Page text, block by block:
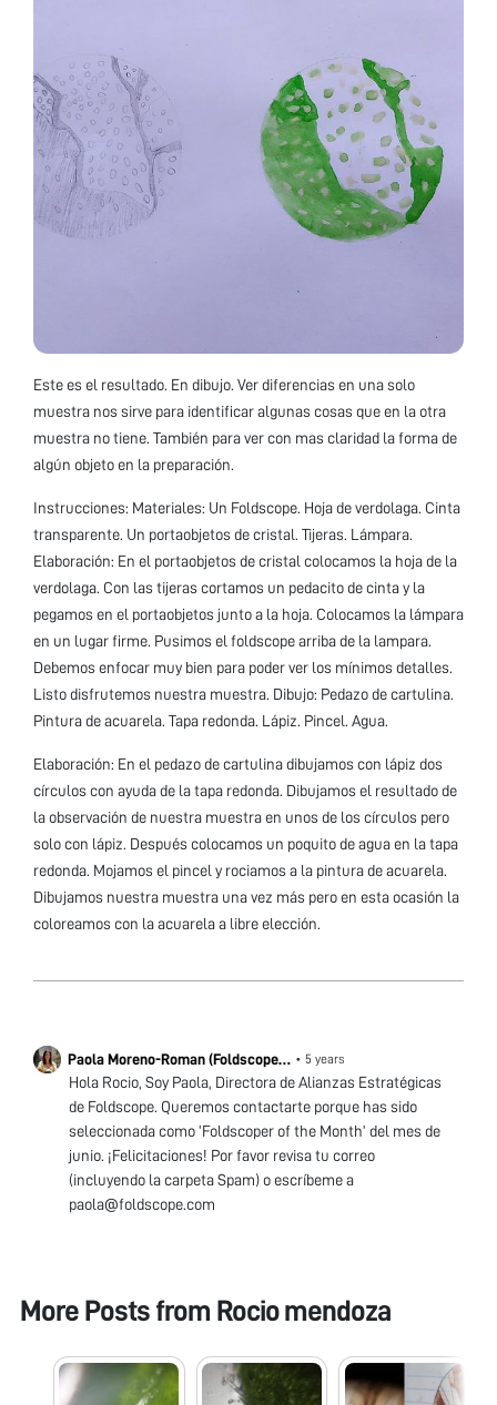
Este es el resultado. En dibujo. Ver diferencias en una solo
muestra nos sirve para identificar algunas cosas que en la otra
muestra no tiene. También para ver con mas claridad la forma de
algún objeto en la preparación.
Instrucciones: Materiales: Un Foldscope. Hoja de verdolaga. Cinta
transparente. Un portaobjetos de cristal. Tijeras. Lámpara.
Elaboración: En el portaobjetos de cristal colocamos la hoja de la
verdolaga. Con las tijeras cortamos un pedacito de cinta y la
pegamos en el portaobjetos junto a la hoja. Colocamos la lámpara
en un lugar firme. Pusimos el foldscope arriba de la lampara.
Debemos enfocar muy bien para poder ver los mínimos detalles.
Listo disfrutemos nuestra muestra. Dibujo: Pedazo de cartulina.
Pintura de acuarela. Tapa redonda. Lápiz. Pincel. Agua.
Elaboración: En el pedazo de cartulina dibujamos con lápiz dos
círculos con ayuda de la tapa redonda. Dibujamos el resultado de
la observación de nuestra muestra en unos de los círculos pero
solo con lápiz. Después colocamos un poquito de agua en la tapa
redonda. Mojamos el pincel y rociamos a la pintura de acuarela.
Dibujamos nuestra muestra una vez más pero en esta ocasión la
coloreamos con la acuarela a libre elección.
Paola Moreno-Roman (Foldscope
team)
• 5 years
Hola Rocio, Soy Paola, Directora de Alianzas Estratégicas
de Foldscope. Queremos contactarte porque has sido
seleccionada como ‘Foldscoper of the Month’ del mes de
junio. ¡Felicitaciones! Por favor revisa tu correo
(incluyendo la carpeta Spam) o escríbeme a
paola@foldscope.com
More Posts from Rocio mendoza